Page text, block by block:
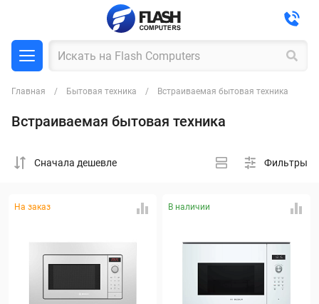
Главная Бытовая техника Встраиваемая бытовая техника
Встраиваемая бытовая техника
Cначала дешевле Фильтры
На заказ В наличии